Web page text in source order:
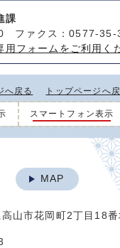
課
ファクス：0577-35-
用フォームをご利用く
へ戻る トップページへ
スマートフォン表示
MAP
山市花岡町2丁目18